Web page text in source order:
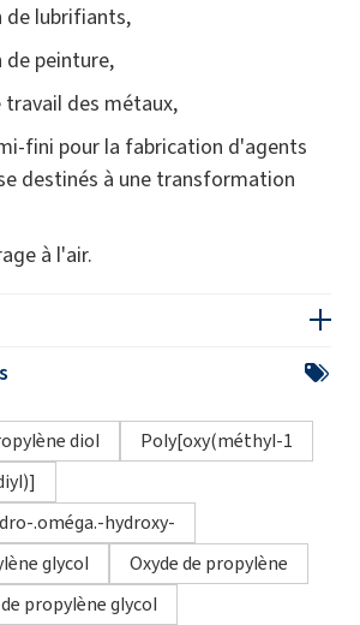
lubrifiants,
peinture,
travail des métaux,
fini pour la fabrication d'agents
destinés à une transformation
à l'air.
diol
Poly[oxy(méthyl-1
.oméga.-hydroxy-
glycol
Oxyde de propylène
propylène glycol